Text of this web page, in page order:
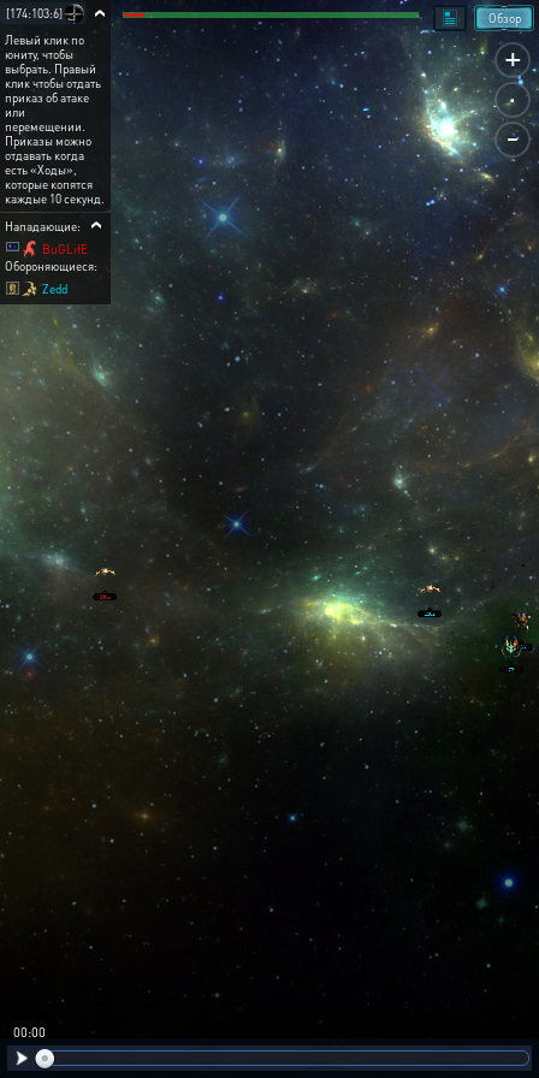
+
.
-
Обзор
[174:103:6]
Левый клик по
юниту, чтобы
выбрать. Правый
клик чтобы отдать
приказ об атаке
или
перемещении.
Приказы можно
отдавать когда
есть «Ходы»,
которые копятся
каждые 10 секунд.
Нападающие:
BuGLifE
Обороняющиеся:
Zedd
00:01